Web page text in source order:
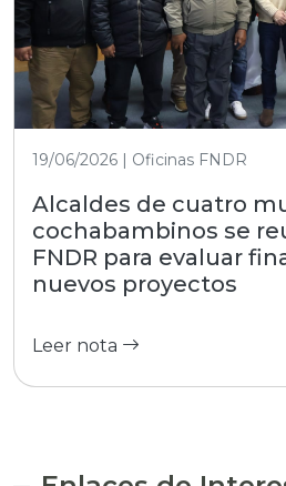
19/06/2026 | Oficinas FNDR
Alcaldes de cuatro
cochabambinos se
FNDR para evaluar
nuevos proyectos
Leer nota